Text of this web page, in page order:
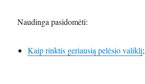
Naudinga pasidomėti:
Kaip rinktis geriausią pelėsio valiklį;